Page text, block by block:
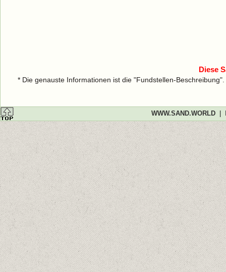
Diese
* Die genauste Informationen ist die "Fundstellen-
WWW.SAND.WORLD|